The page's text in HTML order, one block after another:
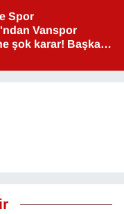
Spor
Vanspor
şok karar! Başkan